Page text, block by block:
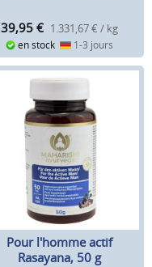
39,95 € 1.331,67 € / kg
en stock 1-3 jours
Pour l'homme actif
Rasayana, 50 g